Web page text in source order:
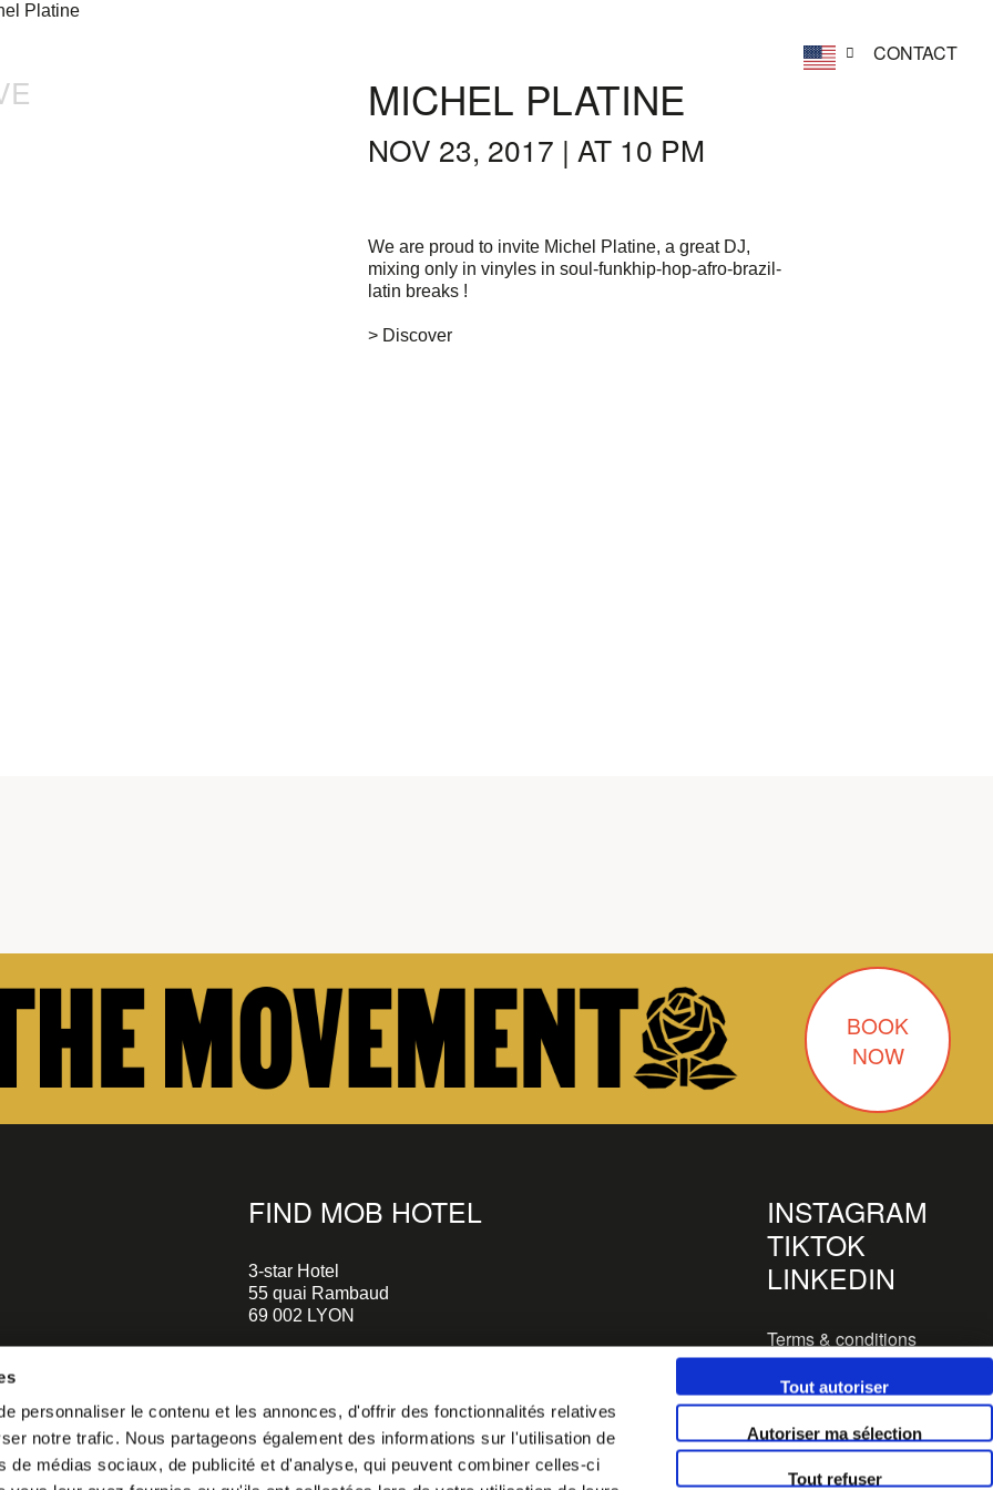
personnaliser le contenu et les annonces, d'offrir des fonctionnalités relatives
notre trafic. Nous partageons également des informations sur l'utilisation de
de médias sociaux, de publicité et d'analyse, qui peuvent combiner celles-ci
Tout autoriser
Autoriser ma sélection
Tout refuser
CONTACT
MICHEL PLATINE
NOV 23, 2017 | AT 10 PM
We are proud to invite Michel Platine, a great DJ,
mixing only in vinyles in soul-funkhip-hop-afro-brazil-
latin breaks !
> Discover
BOOK
NOW
our
FIND MOB HOTEL
3-star Hotel
55 quai Rambaud
69 002 LYON
Confluences
A 2-minute walk to Le Sucre et la Sucrière
helloparis@mobhotel.com
INSTAGRAM
TIKTOK
LINKEDIN
Terms & conditions
Legals